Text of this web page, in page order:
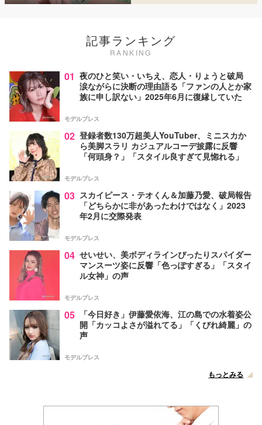
記事ランキング
RANKING
01 夜のひと笑い・いちえ、恋人・りょうと破局
涙ながらに決断の理由語る「ファンの人とか家
族に申し訳ない」2025年6月に復縁していた
モデルプレス
02 登録者数130万超美人YouTuber、ミニスカか
ら美脚スラリ カジュアルコーデ披露に反響
「何頭身？」「スタイル良すぎて見惚れる」
モデルプレス
03 スカイピース・テオくん＆加藤乃愛、破局報告
「どちらかに非があったわけではなく」2023
年2月に交際発表
モデルプレス
04 せいせい、美ボディラインぴったりスパイダー
マンスーツ姿に反響「色っぽすぎる」「スタイ
ル女神」の声
モデルプレス
05
「今日好き」伊藤愛依海、江の島での水着姿公
開「カッコよさが溢れてる」「くびれ綺麗」の
声
モデルプレス
もっとみる